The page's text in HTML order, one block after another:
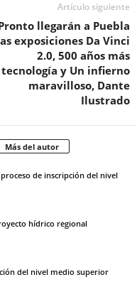
Artículo siguiente
llegarán a Puebla
exposiciones Da Vinci
2.0, 500 años más
tecnología y Un infierno
maravilloso, Dante
Ilustrado
Más del autor
de inscripción del nivel
hídrico regional
del nivel medio superior